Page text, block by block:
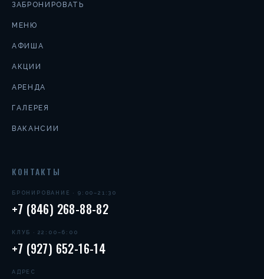
ЗАБРОНИРОВАТЬ
МЕНЮ
АФИША
АКЦИИ
АРЕНДА
ГАЛЕРЕЯ
ВАКАНСИИ
КОНТАКТЫ
БРОНИРОВАНИЕ · 9:00–21:30
+7 (846) 268-88-82
КЛУБ · 22:00–6:00
+7 (927) 652-16-14
АДРЕС